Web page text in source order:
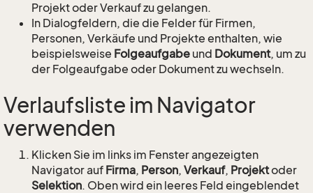
Projekt oder Verkauf zu gelangen.
In Dialogfeldern, die die Felder für Firmen,
Personen, Verkäufe und Projekte enthalten, wie
beispielsweise Folgeaufgabe und Dokument, um zu
der Folgeaufgabe oder Dokument zu wechseln.
Verlaufsliste im Navigator
verwenden
Klicken Sie im links im Fenster angezeigten
Navigator auf Firma, Person, Verkauf, Projektoder
Selektion. Oben wird ein leeres Feld eingeblendet